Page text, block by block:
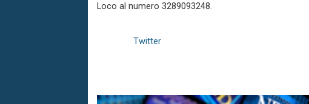
Loco al numero 3289093248.
Twitter